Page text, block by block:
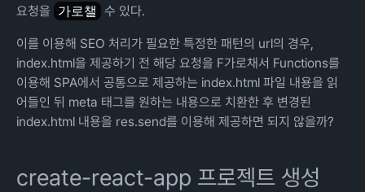
요청을 가로챌 수 있다.
이를 이용해 SEO 처리가 필요한 특정한 패턴의 url의 경우,
index.html을 제공하기 전 해당 요청을 F가로채서 Functions를
이용해 SPA에서 공통으로 제공하는 index.html 파일 내용을 읽
어들인 뒤 meta 태그를 원하는 내용으로 치환한 후 변경된
index.html 내용을 res.send를 이용해 제공하면 되지 않을까?
create-react-app 프로젝트 생성